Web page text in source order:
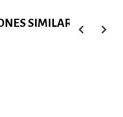
SIMILARES